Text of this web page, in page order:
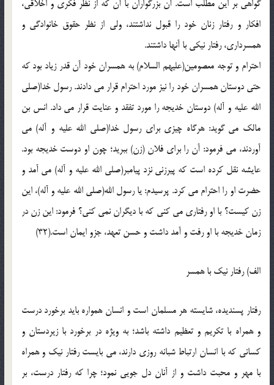
گواهي بر اين مطلب است. آن بزرگواران با آن که از نظر فکري و اخلاقي،
افکار و رفتار زنان خود را قبول نداشتند، ولي از نظر حقوق خانوادگي و
همسرداري، رفتار نيکي با آنها داشتند.
احترام و توجه معصومين(عليهم السلام) به همسران خود آن قدر زياد بود که
حتي دوستان همسران خود را نيز مورد احترام قرار مي دادند. رسول خدا(صلي
الله عليه و آله) دوستان خديجه را مورد تفقد و عنايت قرار مي داد. انس بن
مالک مي گويد: هرگاه چيزي براي رسول خدا(صلي الله عليه و آله) مي
آوردند، مي فرمود: آن را براي فلان (زن) ببريد؛ چون او دوست خديجه بود.
عايشه نقل کرده است که پيرزني نزد پيامبر(صلي الله عليه و آله) مي آمد و
حضرت او را احترام مي کرد. پرسيدم: يا رسول الله(صلي الله عليه و آله)، اين
زن کيست؟ با او رفتاري مي کني که با ديگران نمي کني؟ فرمود: اين زن در
زمان خديجه با او رفت و آمد داشت و حسن تعهد، جزو ايمان است.(32)
الف) رفتار نيک با همسر
رفتار پسنديده، شايسته هر مسلمان است و انسان همواره بايد برخورد درست
و همراه با تکريم و تعظيم داشته باشد؛ به ويژه در برخورد با زيردستان و
کساني که با انسان ارتباط شبانه روزي دارند، مي بايست رفتار نيک و همراه
با مهر و محبت داشت و از آنان دل جويي نمود؛ چرا که رفتار درست، بر